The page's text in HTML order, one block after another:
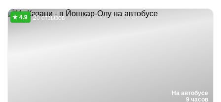
На автобусе
9 часов
20 отзывов